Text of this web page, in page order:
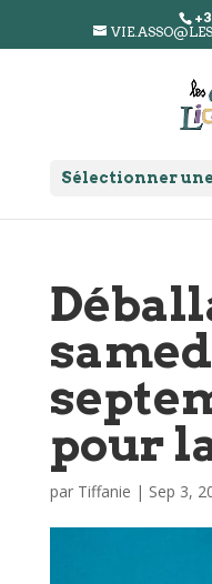
Sélectionner
pour
par Tiffanie | Sep 3,